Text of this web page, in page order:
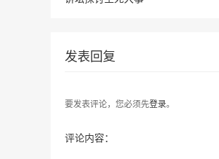
发表回复
要发表评论，您必须先登录。
评论内容：